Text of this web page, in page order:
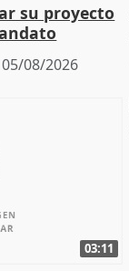
su proyecto
05/08/2026
03:11